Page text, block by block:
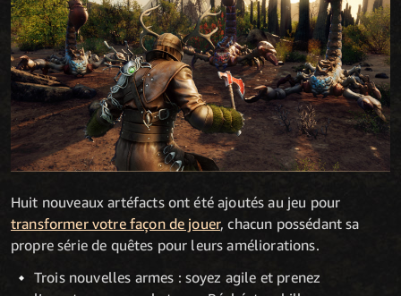
Huit nouveaux artéfacts ont été ajoutés au jeu pour
transformer votre façon de jouer, chacun possédant sa
propre série de quêtes pour leurs améliorations.
Trois nouvelles armes : soyez agile et prenez